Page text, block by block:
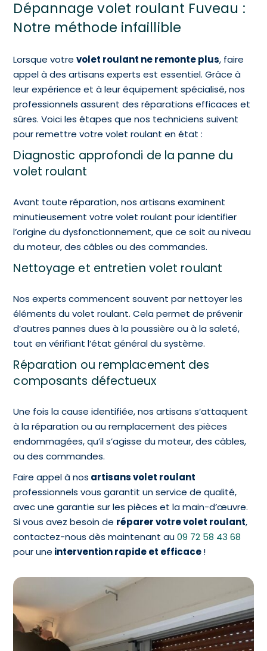
Dépannage volet roulant Fuveau :
Notre méthode infaillible
Lorsque votrevolet roulant ne remonte plus, faire
appel à des artisans experts est essentiel. Grâce à
leur expérience et à leur équipement spécialisé, nos
professionnels assurent des réparations efficaces et
sûres. Voici les étapes que nos techniciens suivent
pour remettre votre volet roulant en état :
Diagnostic approfondi de la panne du
volet roulant
Avant toute réparation, nos artisans examinent
minutieusement votre volet roulant pour identifier
l’origine du dysfonctionnement, que ce soit au niveau
du moteur, des câbles ou des commandes.
Nettoyage et entretien volet roulant
Nos experts commencent souvent par nettoyer les
éléments du volet roulant. Cela permet de prévenir
d’autres pannes dues à la poussière ou à la saleté,
tout en vérifiant l’état général du système.
Réparation ou remplacement des
composants défectueux
Une fois la cause identifiée, nos artisans s’attaquent
à la réparation ou au remplacement des pièces
endommagées, qu’il s’agisse du moteur, des câbles,
ou des commandes.
Faire appel à nos artisans volet roulant
professionnels vous garantit un service de qualité,
avec une garantie sur les pièces et la main-d’œuvre.
Si vous avez besoin de réparer votre volet roulant,
contactez-nous dès maintenant au09 72 58 43 68
pour une intervention rapide et efficace!